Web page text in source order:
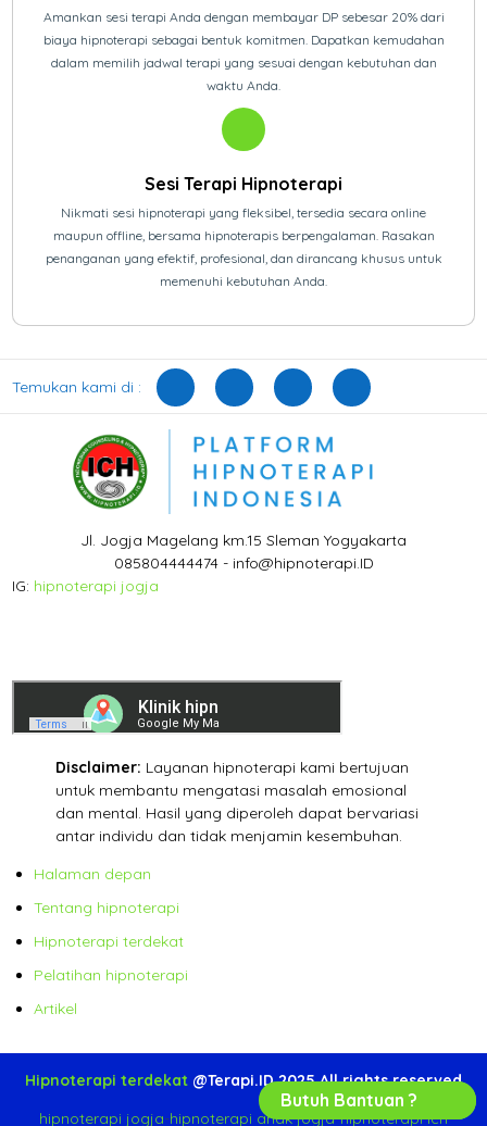
Amankan sesi terapi Anda dengan membayar DP sebesar 20% dari
biaya hipnoterapi sebagai bentuk komitmen. Dapatkan kemudahan
dalam memilih jadwal terapi yang sesuai dengan kebutuhan dan
waktu Anda.
Sesi Terapi Hipnoterapi
Nikmati sesi hipnoterapi yang fleksibel, tersedia secara online
maupun offline, bersama hipnoterapis berpengalaman. Rasakan
penanganan yang efektif, profesional, dan dirancang khusus untuk
memenuhi kebutuhan Anda.
Temukan kami di :
Jl. Jogja Magelang km.15 Sleman Yogyakarta
085804444474 - info@hipnoterapi.ID
IG: hipnoterapi jogja
Disclaimer: Layanan hipnoterapi kami bertujuan
untuk membantu mengatasi masalah emosional
dan mental. Hasil yang diperoleh dapat bervariasi
antar individu dan tidak menjamin kesembuhan.
Halaman depan
Tentang hipnoterapi
Hipnoterapi terdekat
Pelatihan hipnoterapi
Artikel
Hipnoterapi terdekat @Terapi.ID 2025 All rights reserved
hipnoterapi jogja-hipnoterapi anak jogja-hipnoterapi ich
Butuh Bantuan ?